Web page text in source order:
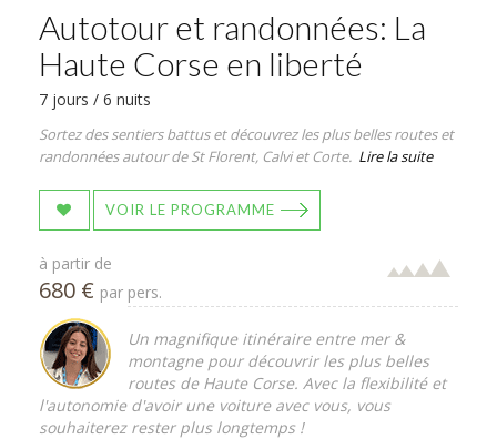
Autotour et randonnées: La
Haute Corse en liberté
7 jours / 6 nuits
Sortez des sentiers battus et découvrez les plus belles routes et
randonnées autour de St Florent, Calvi et Corte. Lire la suite
VOIR LE PROGRAMME
à partir de
680 € par pers.
Un magnifique itinéraire entre mer &
montagne pour découvrir les plus belles
routes de Haute Corse. Avec la flexibilité et
l'autonomie d'avoir une voiture avec vous, vous
souhaiterez rester plus longtemps !